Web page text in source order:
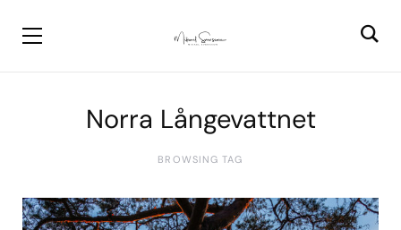
Norra Långevattnet
BROWSING TAG